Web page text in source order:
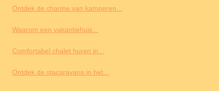
Ontdek de charme van kamperen...
Waarom een ​​vakantiehuis...
Comfortabel chalet huren in...
Ontdek de stacaravans in het...